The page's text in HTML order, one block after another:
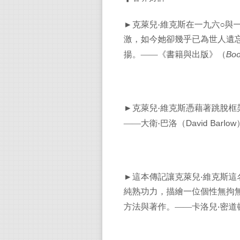
► 克萊兒‧維克斯在一九六○與
激，如今她卻幾乎已為世人
揚。——《書籍與出版》（
► 克萊兒‧維克斯憑藉著跳脫
——大衛‧巴洛（ David Barlow
► 這本傳記讓克萊兒‧維克斯
純熟功力，描繪一位個性無拘
方法與著作。——卡洛兒‧密道